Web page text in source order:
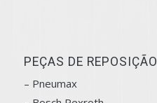
PEÇAS DE REPOSIÇÃO
– Pneumax